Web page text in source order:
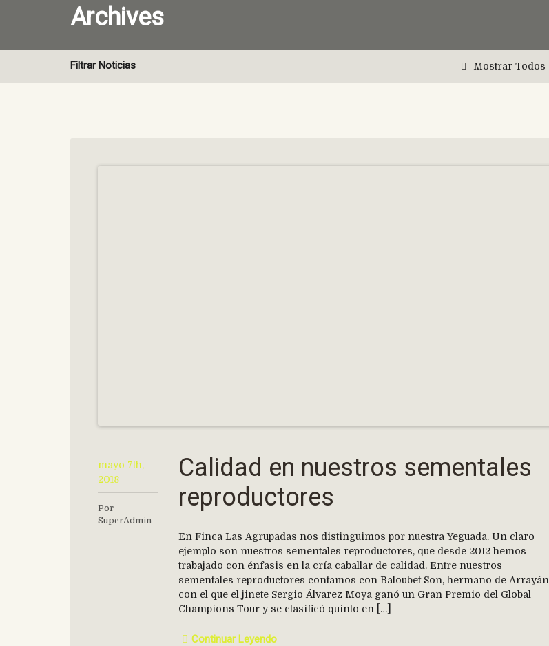
Archives
Filtrar Noticias Mostrar Todos
mayo 7th,
2018
Por
SuperAdmin
Calidad en nuestros sementales
reproductores
En Finca Las Agrupadas nos distinguimos por nuestra Yeguada. Un claro
ejemplo son nuestros sementales reproductores, que desde 2012 hemos
trabajado con énfasis en la cría caballar de calidad. Entre nuestros
sementales reproductores contamos con Baloubet Son, hermano de Arrayán
con el que el jinete Sergio Álvarez Moya ganó un Gran Premio del Global
Champions Tour y se clasificó quinto en […]
Continuar Leyendo